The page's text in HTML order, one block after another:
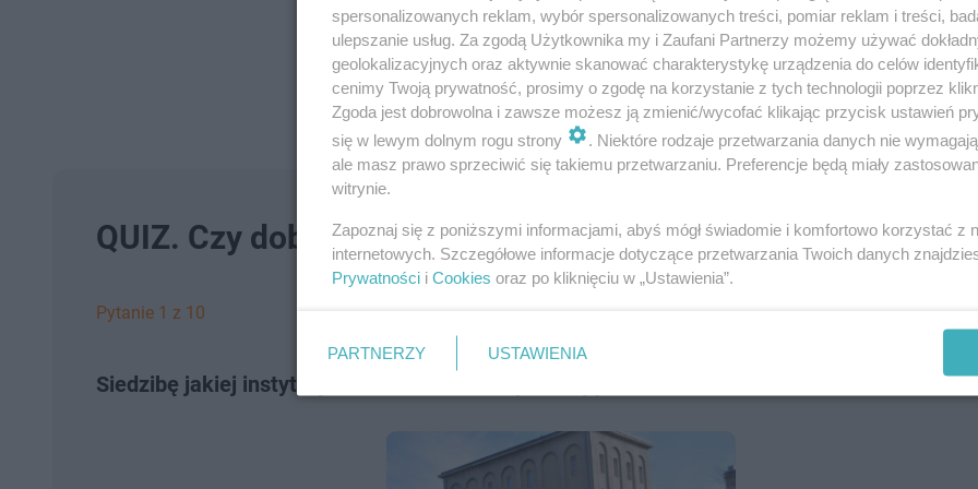
QUIZ. Czy dobrze znasz Kielce? Wskaż co to za miejsce i
Pytanie 1 z 10
Siedzibę jakiej instytucji w Kielcach widzimy na zdjęciu?
spersonalizowanych reklam, wybór spersonalizowanych treści, pomiar reklam i treści,
ulepszanie usług. Za zgodą Użytkownika my i Zaufani Partnerzy możemy używać
geolokalizacyjnych oraz aktywnie skanować charakterystykę urządzenia do celów
cenimy Twoją prywatność, prosimy o zgodę na korzystanie z tych technologii poprzez
Zgoda jest dobrowolna i zawsze możesz ją zmienić/wycofać klikając przycisk ustawień
się w lewym dolnym rogu strony
. Niektóre rodzaje przetwarzania danych nie
ale masz prawo sprzeciwić się takiemu przetwarzaniu. Preferencje będą miały
witrynie.
Zapoznaj się z poniższymi informacjami, abyś mógł świadomie i komfortowo korzystać z
internetowych. Szczegółowe informacje dotyczące przetwarzania Twoich danych
Prywatności i Cookies oraz po kliknięciu w „Ustawienia”.
PARTNERZY USTAWIENIA